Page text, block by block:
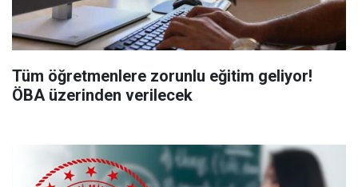
Tüm öğretmenlere zorunlu eğitim geliyor!
ÖBA üzerinden verilecek